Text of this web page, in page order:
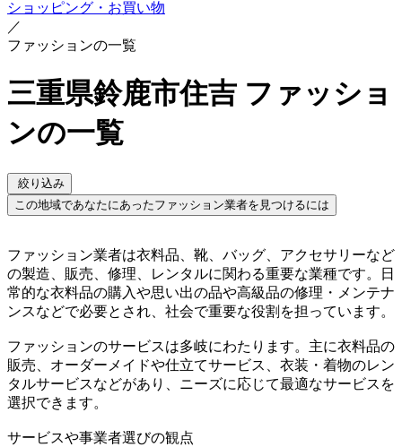
ショッピング・お買い物
／
ファッションの一覧
三重県鈴鹿市住吉 ファッショ
ンの一覧
絞り込み
この地域であなたにあったファッション業者を見つけるには
ファッション業者は衣料品、靴、バッグ、アクセサリーなど
の製造、販売、修理、レンタルに関わる重要な業種です。日
常的な衣料品の購入や思い出の品や高級品の修理・メンテナ
ンスなどで必要とされ、社会で重要な役割を担っています。
ファッションのサービスは多岐にわたります。主に衣料品の
販売、オーダーメイドや仕立てサービス、衣装・着物のレン
タルサービスなどがあり、ニーズに応じて最適なサービスを
選択できます。
サービスや事業者選びの観点